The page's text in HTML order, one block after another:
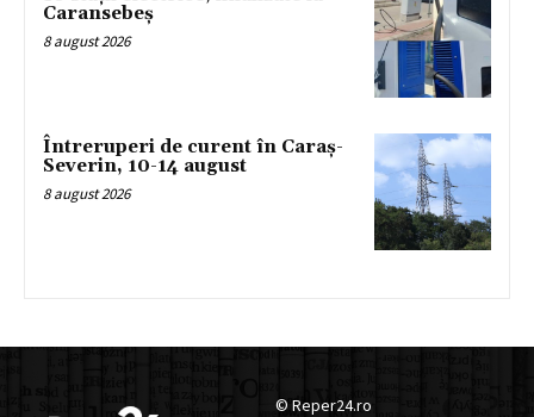
Caransebeș
8 august 2026
Întreruperi de curent în Caraș-
Severin, 10-14 august
8 august 2026
© Reper24.ro